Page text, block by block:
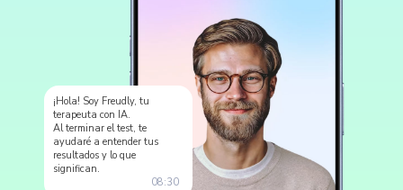
¡Hola! Soy Freudly, tu
terapeuta con IA.
Al terminar el test, te
ayudaré a entender tus
resultados y lo que
significan.
08:30